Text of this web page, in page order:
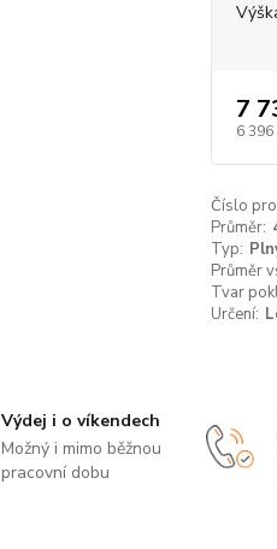
7
6 396
Číslo
Průměr:
Typ:
Průměr
Tvar
Určení:
Výdej i o víkendech
Možný i mimo běžnou
pracovní dobu